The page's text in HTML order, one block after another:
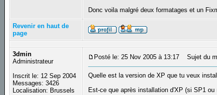
Donc voila malgré deux formatages et un
Revenir en haut de
page
3dmin
Administrateur
Inscrit le: 12 Sep 2004
Messages: 3426
Localisation: Brussels
Posté le: 25 Nov 2005 à 13:17 Sujet du
Quelle est la version de XP que tu veux
Est-ce que après installation d'XP (si SP1